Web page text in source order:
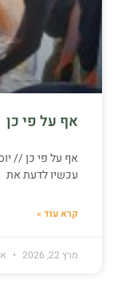
אף על פי כן
אף על פי כן //
עכשיו לדעת את
קרא עוד »
מרץ 22, 2026